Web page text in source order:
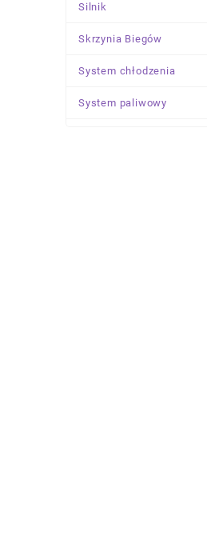
Silnik
Skrzynia Biegów
System chłodzenia
System paliwowy